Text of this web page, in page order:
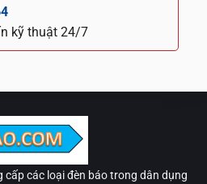
kỹ thuật 24/7
cấp các loại đèn báo trong dân dụng